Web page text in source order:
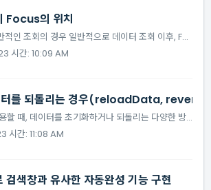
Focus의 위치
doSave1. 일반적인 조회의 경우 일반적으로 데이터 조회 이후, Focus는 가장 왼쪽 상단에 위치한 셀에 위치하게 됩니다. LeftCols가 설정 되어있는 경우, LeftCols의 가장 왼쪽 상단에 위치한 셀에 Focus가 위치합니다. 데이터 조회 시, Fo...
시간: 10:09 AM
터를 되돌리는 경우(reloadData,
IBSheet를 사용할 때, 데이터를 초기화하거나 되돌리는 다양한 방법이 있습니다. 여기서는 reloadData, revertData, reload 세 가지 속성을 비교 설명합니다. 1. reloadData : 시트의 데이터를 처음 생성 시점, 즉 IBSheet.cr...
시간: 11:08 AM
색창과 유사한 자동완성 기능 구현